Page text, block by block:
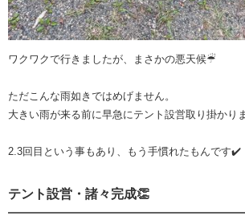
ワクワクで行きましたが、まさかの悪天候☔︎
ただこんな雨如きではめげません。
大きい雨が来る前に早急にテント設営取り掛かり
2.3回目という事もあり、もう手慣れたもんです✔️
テント設営・諸々完成👏